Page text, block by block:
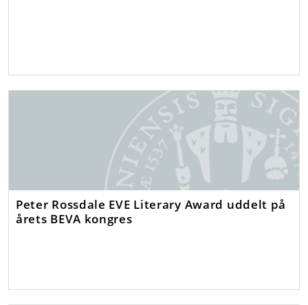
Peter Rossdale EVE Literary Award uddelt på
årets BEVA kongres